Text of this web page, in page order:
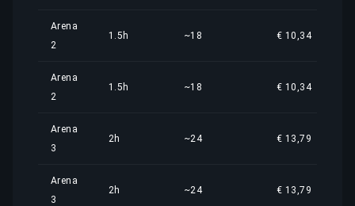
Arena
2
1.5h ~18 € 10,34
Arena
2
1.5h ~18 € 10,34
Arena
3
2h ~24 € 13,79
Arena
3
2h ~24 € 13,79